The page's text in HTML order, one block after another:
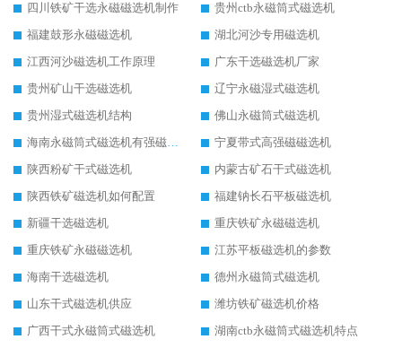
四川铁矿干选永磁磁选机制作
贵州ctb永磁筒式磁选机
福建鼓形永磁磁选机
湖北河沙专用磁选机
江西河沙磁选机工作原理
广东干选磁选机厂家
贵州矿山干选磁选机
辽宁永磁湿式磁选机
贵州湿式磁选机结构
佛山永磁筒式磁选机
海南永磁筒式磁选机有强磁的吗
宁夏带式高强磁磁选机
陕西粉矿干式磁选机
内蒙古矿石干式磁选机
陕西铁矿磁选机如何配置
福建钠长石平板磁选机
新疆干选磁选机
重庆铁矿永磁磁选机
重庆铁矿永磁磁选机
江苏平板磁选机的参数
海南干选磁选机
德州永磁筒式磁选机
山东干式磁选机供应
潍坊铁矿磁选机价格
广西干式永磁筒式磁选机
湖南ctb永磁筒式磁选机特点